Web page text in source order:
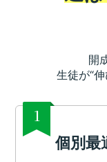
開
生徒が“
1
個別最